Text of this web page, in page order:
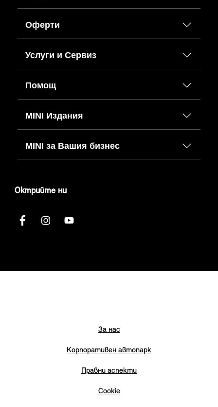
Оферти
Услуги и Сервиз
Помощ
MINI Издания
MINI за Вашия бизнес
Октрийте ни
За нас
Корпоративен автопарк
Правни аспекти
Cookie